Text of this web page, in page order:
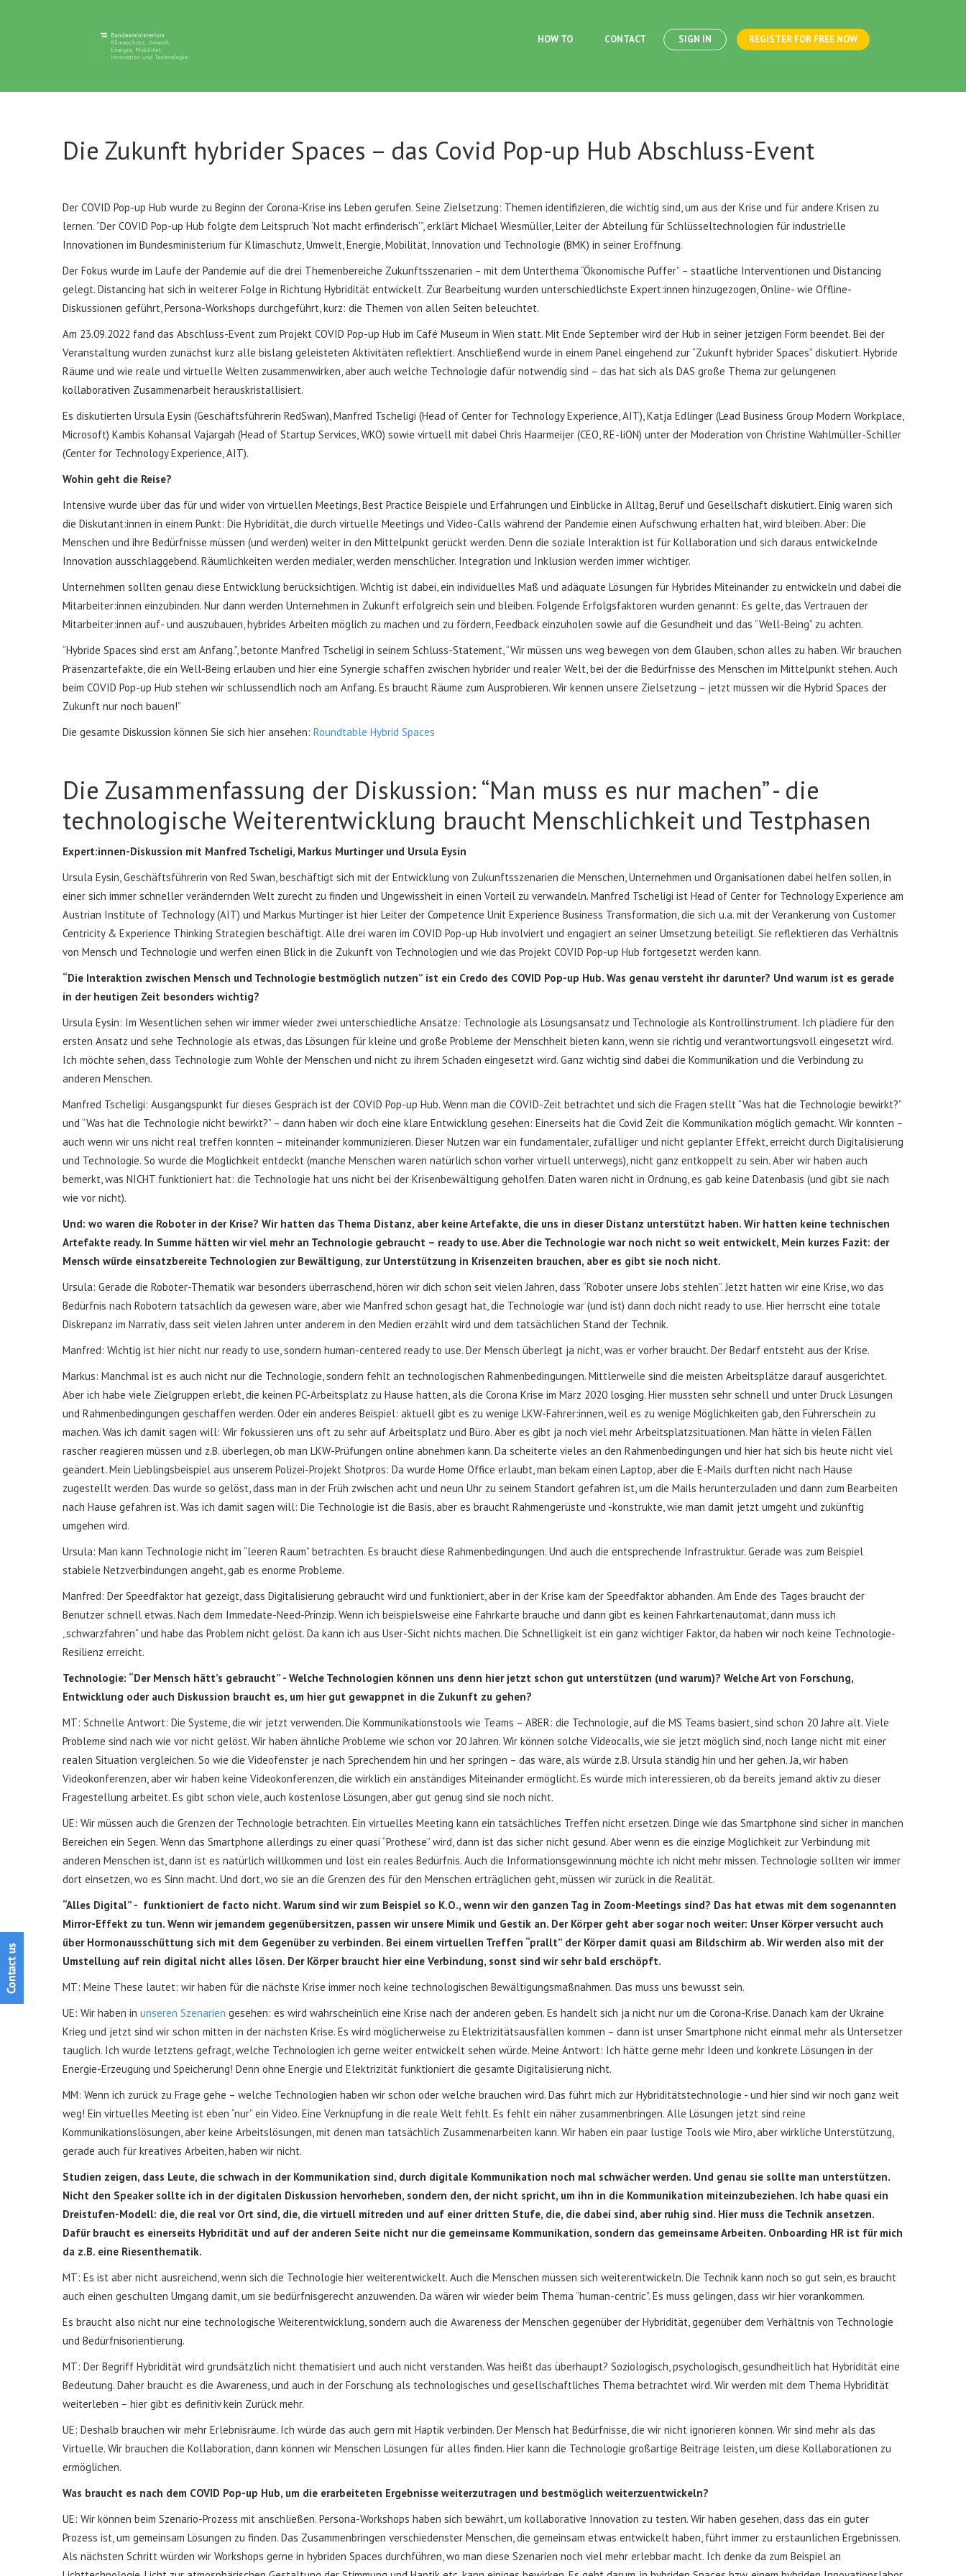
HOW TO CONTACT SIGN IN REGISTER FOR FREE NOW
Die Zukunft hybrider Spaces – das Covid Pop-up Hub Abschluss-Event
Der COVID Pop-up Hub wurde zu Beginn der Corona-Krise ins Leben gerufen. Seine Zielsetzung: Themen identifizieren, die wichtig sind, um aus der Krise und für andere Krisen zu
lernen. “Der COVID Pop-up Hub folgte dem Leitspruch ‘Not macht erfinderisch’”, erklärt Michael Wiesmüller, Leiter der Abteilung für Schlüsseltechnologien für industrielle
Innovationen im Bundesministerium für Klimaschutz, Umwelt, Energie, Mobilität, Innovation und Technologie (BMK) in seiner Eröffnung.
Der Fokus wurde im Laufe der Pandemie auf die drei Themenbereiche Zukunftsszenarien – mit dem Unterthema “Ökonomische Puffer” – staatliche Interventionen und Distancing
gelegt. Distancing hat sich in weiterer Folge in Richtung Hybridität entwickelt. Zur Bearbeitung wurden unterschiedlichste Expert:innen hinzugezogen, Online- wie Offline-
Diskussionen geführt, Persona-Workshops durchgeführt, kurz: die Themen von allen Seiten beleuchtet.
Am 23.09.2022 fand das Abschluss-Event zum Projekt COVID Pop-up Hub im Café Museum in Wien statt. Mit Ende September wird der Hub in seiner jetzigen Form beendet. Bei der
Veranstaltung wurden zunächst kurz alle bislang geleisteten Aktivitäten reflektiert. Anschließend wurde in einem Panel eingehend zur “Zukunft hybrider Spaces” diskutiert. Hybride
Räume und wie reale und virtuelle Welten zusammenwirken, aber auch welche Technologie dafür notwendig sind – das hat sich als DAS große Thema zur gelungenen
kollaborativen Zusammenarbeit herauskristallisiert.
Es diskutierten Ursula Eysin (Geschäftsführerin RedSwan), Manfred Tscheligi (Head of Center for Technology Experience, AIT), Katja Edlinger (Lead Business Group Modern Workplace,
Microsoft) Kambis Kohansal Vajargah (Head of Startup Services, WKO) sowie virtuell mit dabei Chris Haarmeijer (CEO, RE-liON) unter der Moderation von Christine Wahlmüller-Schiller
(Center for Technology Experience, AIT).
Wohin geht die Reise?
Intensive wurde über das für und wider von virtuellen Meetings, Best Practice Beispiele und Erfahrungen und Einblicke in Alltag, Beruf und Gesellschaft diskutiert. Einig waren sich
die Diskutant:innen in einem Punkt: Die Hybridität, die durch virtuelle Meetings und Video-Calls während der Pandemie einen Aufschwung erhalten hat, wird bleiben. Aber: Die
Menschen und ihre Bedürfnisse müssen (und werden) weiter in den Mittelpunkt gerückt werden. Denn die soziale Interaktion ist für Kollaboration und sich daraus entwickelnde
Innovation ausschlaggebend. Räumlichkeiten werden medialer, werden menschlicher. Integration und Inklusion werden immer wichtiger.
Unternehmen sollten genau diese Entwicklung berücksichtigen. Wichtig ist dabei, ein individuelles Maß und adäquate Lösungen für Hybrides Miteinander zu entwickeln und dabei die
Mitarbeiter:innen einzubinden. Nur dann werden Unternehmen in Zukunft erfolgreich sein und bleiben. Folgende Erfolgsfaktoren wurden genannt: Es gelte, das Vertrauen der
Mitarbeiter:innen auf- und auszubauen, hybrides Arbeiten möglich zu machen und zu fördern, Feedback einzuholen sowie auf die Gesundheit und das “Well-Being” zu achten.
“Hybride Spaces sind erst am Anfang.”, betonte Manfred Tscheligi in seinem Schluss-Statement, “Wir müssen uns weg bewegen von dem Glauben, schon alles zu haben. Wir brauchen
Präsenzartefakte, die ein Well-Being erlauben und hier eine Synergie schaffen zwischen hybrider und realer Welt, bei der die Bedürfnisse des Menschen im Mittelpunkt stehen. Auch
beim COVID Pop-up Hub stehen wir schlussendlich noch am Anfang. Es braucht Räume zum Ausprobieren. Wir kennen unsere Zielsetzung – jetzt müssen wir die Hybrid Spaces der
Zukunft nur noch bauen!”
Die gesamte Diskussion können Sie sich hier ansehen: Roundtable Hybrid Spaces
Die Zusammenfassung der Diskussion: “Man muss es nur machen” - die
technologische Weiterentwicklung braucht Menschlichkeit und Testphasen
Expert:innen-Diskussion mit Manfred Tscheligi, Markus Murtinger und Ursula Eysin
Ursula Eysin, Geschäftsführerin von Red Swan, beschäftigt sich mit der Entwicklung von Zukunftsszenarien die Menschen, Unternehmen und Organisationen dabei helfen sollen, in
einer sich immer schneller verändernden Welt zurecht zu finden und Ungewissheit in einen Vorteil zu verwandeln. Manfred Tscheligi ist Head of Center for Technology Experience am
Austrian Institute of Technology (AIT) und Markus Murtinger ist hier Leiter der Competence Unit Experience Business Transformation, die sich u.a. mit der Verankerung von Customer
Centricity & Experience Thinking Strategien beschäftigt. Alle drei waren im COVID Pop-up Hub involviert und engagiert an seiner Umsetzung beteiligt. Sie reflektieren das Verhältnis
von Mensch und Technologie und werfen einen Blick in die Zukunft von Technologien und wie das Projekt COVID Pop-up Hub fortgesetzt werden kann.
“Die Interaktion zwischen Mensch und Technologie bestmöglich nutzen” ist ein Credo des COVID Pop-up Hub. Was genau versteht ihr darunter? Und warum ist es gerade
in der heutigen Zeit besonders wichtig?
Ursula Eysin: Im Wesentlichen sehen wir immer wieder zwei unterschiedliche Ansätze: Technologie als Lösungsansatz und Technologie als Kontrollinstrument. Ich plädiere für den
ersten Ansatz und sehe Technologie als etwas, das Lösungen für kleine und große Probleme der Menschheit bieten kann, wenn sie richtig und verantwortungsvoll eingesetzt wird.
Ich möchte sehen, dass Technologie zum Wohle der Menschen und nicht zu ihrem Schaden eingesetzt wird. Ganz wichtig sind dabei die Kommunikation und die Verbindung zu
anderen Menschen.
Manfred Tscheligi: Ausgangspunkt für dieses Gespräch ist der COVID Pop-up Hub. Wenn man die COVID-Zeit betrachtet und sich die Fragen stellt “Was hat die Technologie bewirkt?”
und “Was hat die Technologie nicht bewirkt?” – dann haben wir doch eine klare Entwicklung gesehen: Einerseits hat die Covid Zeit die Kommunikation möglich gemacht. Wir konnten –
auch wenn wir uns nicht real treffen konnten – miteinander kommunizieren. Dieser Nutzen war ein fundamentaler, zufälliger und nicht geplanter Effekt, erreicht durch Digitalisierung
und Technologie. So wurde die Möglichkeit entdeckt (manche Menschen waren natürlich schon vorher virtuell unterwegs), nicht ganz entkoppelt zu sein. Aber wir haben auch
bemerkt, was NICHT funktioniert hat: die Technologie hat uns nicht bei der Krisenbewältigung geholfen. Daten waren nicht in Ordnung, es gab keine Datenbasis (und gibt sie nach
wie vor nicht).
Und: wo waren die Roboter in der Krise? Wir hatten das Thema Distanz, aber keine Artefakte, die uns in dieser Distanz unterstützt haben. Wir hatten keine technischen
Artefakte ready. In Summe hätten wir viel mehr an Technologie gebraucht – ready to use. Aber die Technologie war noch nicht so weit entwickelt, Mein kurzes Fazit: der
Mensch würde einsatzbereite Technologien zur Bewältigung, zur Unterstützung in Krisenzeiten brauchen, aber es gibt sie noch nicht.
Ursula: Gerade die Roboter-Thematik war besonders überraschend, hören wir dich schon seit vielen Jahren, dass “Roboter unsere Jobs stehlen”. Jetzt hatten wir eine Krise, wo das
Bedürfnis nach Robotern tatsächlich da gewesen wäre, aber wie Manfred schon gesagt hat, die Technologie war (und ist) dann doch nicht ready to use. Hier herrscht eine totale
Diskrepanz im Narrativ, dass seit vielen Jahren unter anderem in den Medien erzählt wird und dem tatsächlichen Stand der Technik.
Manfred: Wichtig ist hier nicht nur ready to use, sondern human-centered ready to use. Der Mensch überlegt ja nicht, was er vorher braucht. Der Bedarf entsteht aus der Krise.
Markus: Manchmal ist es auch nicht nur die Technologie, sondern fehlt an technologischen Rahmenbedingungen. Mittlerweile sind die meisten Arbeitsplätze darauf ausgerichtet.
Aber ich habe viele Zielgruppen erlebt, die keinen PC-Arbeitsplatz zu Hause hatten, als die Corona Krise im März 2020 losging. Hier mussten sehr schnell und unter Druck Lösungen
und Rahmenbedingungen geschaffen werden. Oder ein anderes Beispiel: aktuell gibt es zu wenige LKW-Fahrer:innen, weil es zu wenige Möglichkeiten gab, den Führerschein zu
machen. Was ich damit sagen will: Wir fokussieren uns oft zu sehr auf Arbeitsplatz und Büro. Aber es gibt ja noch viel mehr Arbeitsplatzsituationen. Man hätte in vielen Fällen
rascher reagieren müssen und z.B. überlegen, ob man LKW-Prüfungen online abnehmen kann. Da scheiterte vieles an den Rahmenbedingungen und hier hat sich bis heute nicht viel
geändert. Mein Lieblingsbeispiel aus unserem Polizei-Projekt Shotpros: Da wurde Home Office erlaubt, man bekam einen Laptop, aber die E-Mails durften nicht nach Hause
zugestellt werden. Das wurde so gelöst, dass man in der Früh zwischen acht und neun Uhr zu seinem Standort gefahren ist, um die Mails herunterzuladen und dann zum Bearbeiten
nach Hause gefahren ist. Was ich damit sagen will: Die Technologie ist die Basis, aber es braucht Rahmengerüste und -konstrukte, wie man damit jetzt umgeht und zukünftig
umgehen wird.
Ursula: Man kann Technologie nicht im “leeren Raum” betrachten. Es braucht diese Rahmenbedingungen. Und auch die entsprechende Infrastruktur. Gerade was zum Beispiel
stabiele Netzverbindungen angeht, gab es enorme Probleme.
Manfred: Der Speedfaktor hat gezeigt, dass Digitalisierung gebraucht wird und funktioniert, aber in der Krise kam der Speedfaktor abhanden. Am Ende des Tages braucht der
Benutzer schnell etwas. Nach dem Immedate-Need-Prinzip. Wenn ich beispielsweise eine Fahrkarte brauche und dann gibt es keinen Fahrkartenautomat, dann muss ich
„schwarzfahren“ und habe das Problem nicht gelöst. Da kann ich aus User-Sicht nichts machen. Die Schnelligkeit ist ein ganz wichtiger Faktor, da haben wir noch keine Technologie-
Resilienz erreicht.
Technologie: “Der Mensch hätt’s gebraucht” - Welche Technologien können uns denn hier jetzt schon gut unterstützen (und warum)? Welche Art von Forschung,
Entwicklung oder auch Diskussion braucht es, um hier gut gewappnet in die Zukunft zu gehen?
MT: Schnelle Antwort: Die Systeme, die wir jetzt verwenden. Die Kommunikationstools wie Teams – ABER: die Technologie, auf die MS Teams basiert, sind schon 20 Jahre alt. Viele
Probleme sind nach wie vor nicht gelöst. Wir haben ähnliche Probleme wie schon vor 20 Jahren. Wir können solche Videocalls, wie sie jetzt möglich sind, noch lange nicht mit einer
realen Situation vergleichen. So wie die Videofenster je nach Sprechendem hin und her springen – das wäre, als würde z.B. Ursula ständig hin und her gehen. Ja, wir haben
Videokonferenzen, aber wir haben keine Videokonferenzen, die wirklich ein anständiges Miteinander ermöglicht. Es würde mich interessieren, ob da bereits jemand aktiv zu dieser
Fragestellung arbeitet. Es gibt schon viele, auch kostenlose Lösungen, aber gut genug sind sie noch nicht.
UE: Wir müssen auch die Grenzen der Technologie betrachten. Ein virtuelles Meeting kann ein tatsächliches Treffen nicht ersetzen. Dinge wie das Smartphone sind sicher in manchen
Bereichen ein Segen. Wenn das Smartphone allerdings zu einer quasi “Prothese” wird, dann ist das sicher nicht gesund. Aber wenn es die einzige Möglichkeit zur Verbindung mit
anderen Menschen ist, dann ist es natürlich willkommen und löst ein reales Bedürfnis. Auch die Informationsgewinnung möchte ich nicht mehr missen. Technologie sollten wir immer
dort einsetzen, wo es Sinn macht. Und dort, wo sie an die Grenzen des für den Menschen erträglichen geht, müssen wir zurück in die Realität.
“Alles Digital” - funktioniert de facto nicht. Warum sind wir zum Beispiel so K.O., wenn wir den ganzen Tag in Zoom-Meetings sind? Das hat etwas mit dem sogenannten
Mirror-Effekt zu tun. Wenn wir jemandem gegenübersitzen, passen wir unsere Mimik und Gestik an. Der Körper geht aber sogar noch weiter: Unser Körper versucht auch
über Hormonausschüttung sich mit dem Gegenüber zu verbinden. Bei einem virtuellen Treffen “prallt” der Körper damit quasi am Bildschirm ab. Wir werden also mit der
Umstellung auf rein digital nicht alles lösen. Der Körper braucht hier eine Verbindung, sonst sind wir sehr bald erschöpft.
MT: Meine These lautet: wir haben für die nächste Krise immer noch keine technologischen Bewältigungsmaßnahmen. Das muss uns bewusst sein.
UE: Wir haben in unseren Szenarien gesehen: es wird wahrscheinlich eine Krise nach der anderen geben. Es handelt sich ja nicht nur um die Corona-Krise. Danach kam der Ukraine
Krieg und jetzt sind wir schon mitten in der nächsten Krise. Es wird möglicherweise zu Elektrizitätsausfällen kommen – dann ist unser Smartphone nicht einmal mehr als Untersetzer
tauglich. Ich wurde letztens gefragt, welche Technologien ich gerne weiter entwickelt sehen würde. Meine Antwort: Ich hätte gerne mehr Ideen und konkrete Lösungen in der
Energie-Erzeugung und Speicherung! Denn ohne Energie und Elektrizität funktioniert die gesamte Digitalisierung nicht.
MM: Wenn ich zurück zu Frage gehe – welche Technologien haben wir schon oder welche brauchen wird. Das führt mich zur Hybriditätstechnologie - und hier sind wir noch ganz weit
weg! Ein virtuelles Meeting ist eben “nur” ein Video. Eine Verknüpfung in die reale Welt fehlt. Es fehlt ein näher zusammenbringen. Alle Lösungen jetzt sind reine
Kommunikationslösungen, aber keine Arbeitslösungen, mit denen man tatsächlich Zusammenarbeiten kann. Wir haben ein paar lustige Tools wie Miro, aber wirkliche Unterstützung,
gerade auch für kreatives Arbeiten, haben wir nicht.
Studien zeigen, dass Leute, die schwach in der Kommunikation sind, durch digitale Kommunikation noch mal schwächer werden. Und genau sie sollte man unterstützen.
Nicht den Speaker sollte ich in der digitalen Diskussion hervorheben, sondern den, der nicht spricht, um ihn in die Kommunikation miteinzubeziehen. Ich habe quasi ein
Dreistufen-Modell: die, die real vor Ort sind, die, die virtuell mitreden und auf einer dritten Stufe, die, die dabei sind, aber ruhig sind. Hier muss die Technik ansetzen.
Dafür braucht es einerseits Hybridität und auf der anderen Seite nicht nur die gemeinsame Kommunikation, sondern das gemeinsame Arbeiten. Onboarding HR ist für mich
da z.B. eine Riesenthematik.
MT: Es ist aber nicht ausreichend, wenn sich die Technologie hier weiterentwickelt. Auch die Menschen müssen sich weiterentwickeln. Die Technik kann noch so gut sein, es braucht
auch einen geschulten Umgang damit, um sie bedürfnisgerecht anzuwenden. Da wären wir wieder beim Thema “human-centric”. Es muss gelingen, dass wir hier vorankommen.
Es braucht also nicht nur eine technologische Weiterentwicklung, sondern auch die Awareness der Menschen gegenüber der Hybridität, gegenüber dem Verhältnis von Technologie
und Bedürfnisorientierung.
MT: Der Begriff Hybridität wird grundsätzlich nicht thematisiert und auch nicht verstanden. Was heißt das überhaupt? Soziologisch, psychologisch, gesundheitlich hat Hybridität eine
Bedeutung. Daher braucht es die Awareness, und auch in der Forschung als technologisches und gesellschaftliches Thema betrachtet wird. Wir werden mit dem Thema Hybridität
weiterleben – hier gibt es definitiv kein Zurück mehr.
UE: Deshalb brauchen wir mehr Erlebnisräume. Ich würde das auch gern mit Haptik verbinden. Der Mensch hat Bedürfnisse, die wir nicht ignorieren können. Wir sind mehr als das
Virtuelle. Wir brauchen die Kollaboration, dann können wir Menschen Lösungen für alles finden. Hier kann die Technologie großartige Beiträge leisten, um diese Kollaborationen zu
ermöglichen.
Was braucht es nach dem COVID Pop-up Hub, um die erarbeiteten Ergebnisse weiterzutragen und bestmöglich weiterzuentwickeln?
UE: Wir können beim Szenario-Prozess mit anschließen. Persona-Workshops haben sich bewährt, um kollaborative Innovation zu testen. Wir haben gesehen, dass das ein guter
Prozess ist, um gemeinsam Lösungen zu finden. Das Zusammenbringen verschiedenster Menschen, die gemeinsam etwas entwickelt haben, führt immer zu erstaunlichen Ergebnissen.
Als nächsten Schritt würden wir Workshops gerne in hybriden Spaces durchführen, wo man diese Szenarien noch viel mehr erlebbar macht. Ich denke da zum Beispiel an